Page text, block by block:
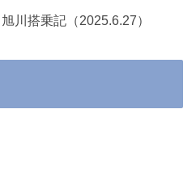
搭乗記（2025.6.27）